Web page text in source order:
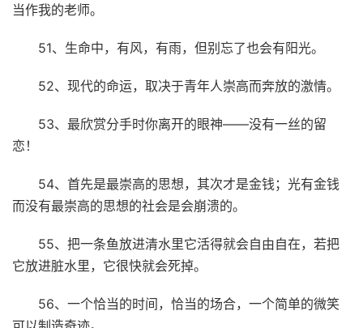
当作我的老师。
51、生命中，有风，有雨，但别忘了也会有阳光。
52、现代的命运，取决于青年人崇高而奔放的激情。
53、最欣赏分手时你离开的眼神——没有一丝的留
恋！
54、首先是最崇高的思想，其次才是金钱；光有金钱
而没有最崇高的思想的社会是会崩溃的。
55、把一条鱼放进清水里它活得就会自由自在，若把
它放进脏水里，它很快就会死掉。
56、一个恰当的时间，恰当的场合，一个简单的微笑